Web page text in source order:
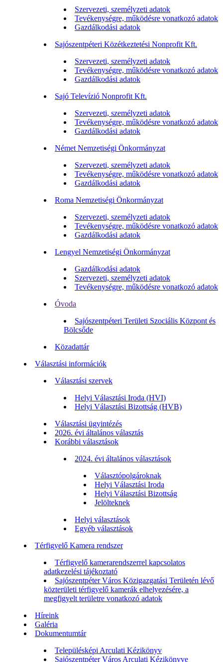
Szervezeti, személyzeti adatok
Tevékenységre, működésre vonatkozó adatok
Gazdálkodási adatok
Sajószentpéteri Közétkeztetési Nonprofit Kft.
Szervezeti, személyzeti adatok
Tevékenységre, működésre vonatkozó adatok
Gazdálkodási adatok
Sajó Televízió Nonprofit Kft.
Szervezeti, személyzeti adatok
Tevékenységre, működésre vonatkozó adatok
Gazdálkodási adatok
Német Nemzetiségi Önkormányzat
Szervezeti, személyzeti adatok
Tevékenységre, működésre vonatkozó adatok
Gazdálkodási adatok
Roma Nemzetiségi Önkormányzat
Szervezeti, személyzeti adatok
Tevékenységre, működésre vonatkozó adatok
Gazdálkodási adatok
Lengyel Nemzetiségi Önkormányzat
Gazdálkodási adatok
Szervezeti, személyzeti adatok
Tevékenységre, működésre vonatkozó adatok
Óvoda
Sajószentpéteri Területi Szociális Központ és
Bölcsőde
Közadattár
Választási információk
Választási szervek
Helyi Választási Iroda (HVI)
Helyi Választási Bizottság (HVB)
Választási ügyintézés
2026. évi általános választás
Korábbi választások
2024. évi általános választások
Választópolgároknak
Helyi Választási Iroda
Helyi Választási Bizottság
Jelölteknek
Helyi választások
Egyéb választások
Térfigyelő Kamera rendszer
Térfigyelő kamerarendszerrel kapcsolatos
adatkezelési tájékoztató
Sajószentpéter Város Közigazgatási Területén lévő
közterületi térfigyelő kamerák elhelyezésére, a
megfigyelt területre vonatkozó adatok
Híreink
Galéria
Dokumentumtár
Településképi Arculati Kézikönyv
Sajószentpéter Város Arculati Kézikönyve